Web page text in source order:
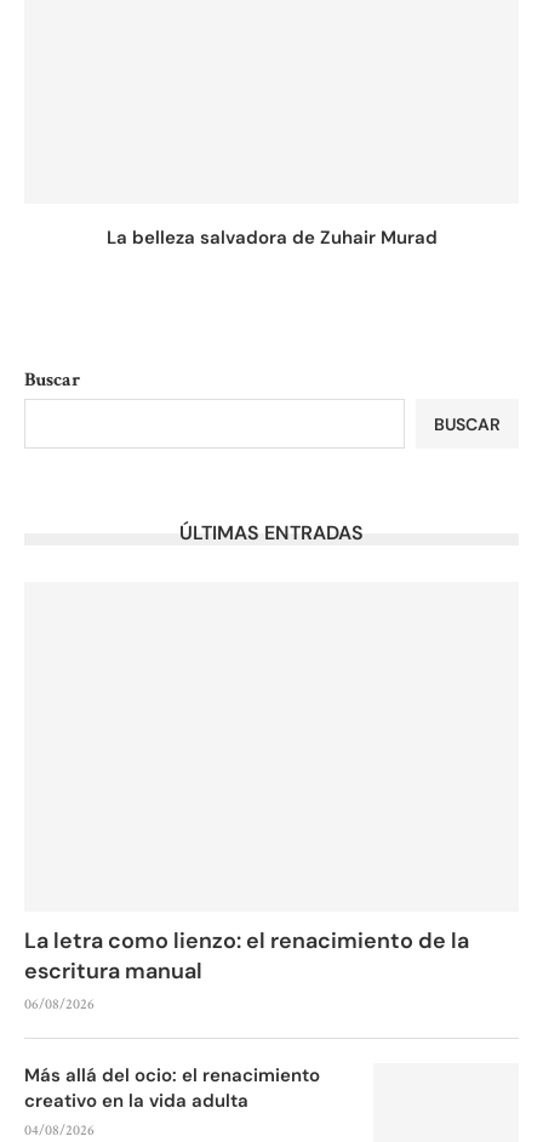
La belleza salvadora de Zuhair Murad
Buscar
BUSCAR
ÚLTIMAS ENTRADAS
La letra como lienzo: el renacimiento de la
escritura manual
06/08/2026
Más allá del ocio: el renacimiento
creativo en la vida adulta
04/08/2026